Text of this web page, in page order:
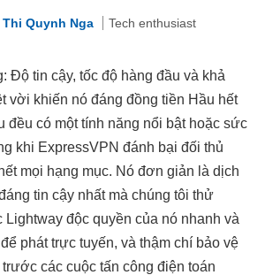
Thi Quynh Nga Tech enthusiast
Độ tin cậy, tốc độ hàng đầu và khả
vời khiến nó đáng đồng tiền Hầu hết
đều có một tính năng nổi bật hoặc sức
khi ExpressVPN đánh bại đối thủ
mọi hạng mục. Nó đơn giản là dịch
tin cậy nhất mà chúng tôi thử
Lightway độc quyền của nó nhanh và
phát trực tuyến, và thậm chí bảo vệ
các cuộc tấn công điện toán